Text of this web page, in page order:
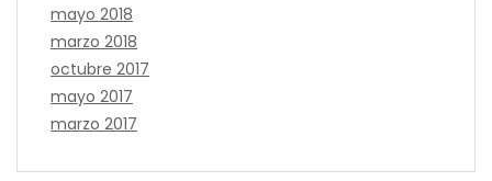
mayo 2018
marzo 2018
octubre 2017
mayo 2017
marzo 2017